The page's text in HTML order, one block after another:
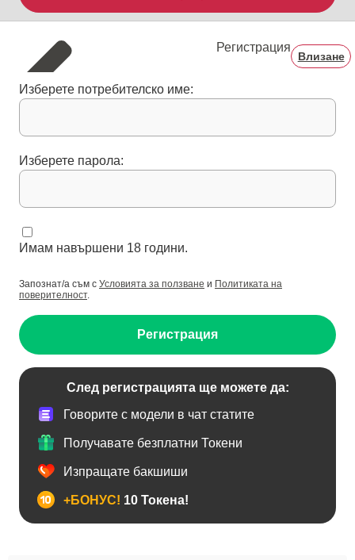
Регистрация
Влизане
Изберете потребителско име:
Изберете парола:
Имам навършени 18 години.
Запознат/а съм с Условията за ползване и Политиката на
поверителност.
Регистрация
След регистрацията ще можете да:
Говорите с модели в чат статите
Получавате безплатни Токени
Изпращате бакшиши
+БОНУС! 10 Токена!